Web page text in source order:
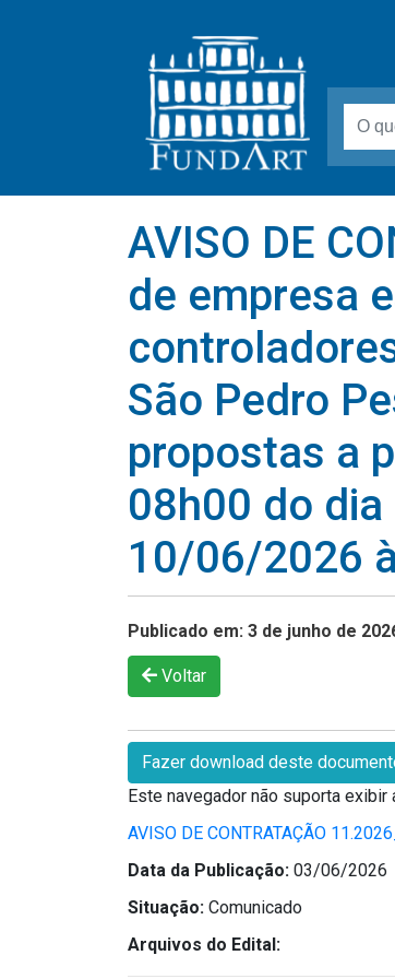
AVISO DE
de empresa
São Pedro
propostas a
08h00 do
10/06/2026
Publicado em: 3 de junho de
Voltar
Fazer download deste
Este navegador não suporta exibir
AVISO DE CONTRATAÇÃO
Data da Publicação: 03/06/2026
Situação: Comunicado
Arquivos do Edital: